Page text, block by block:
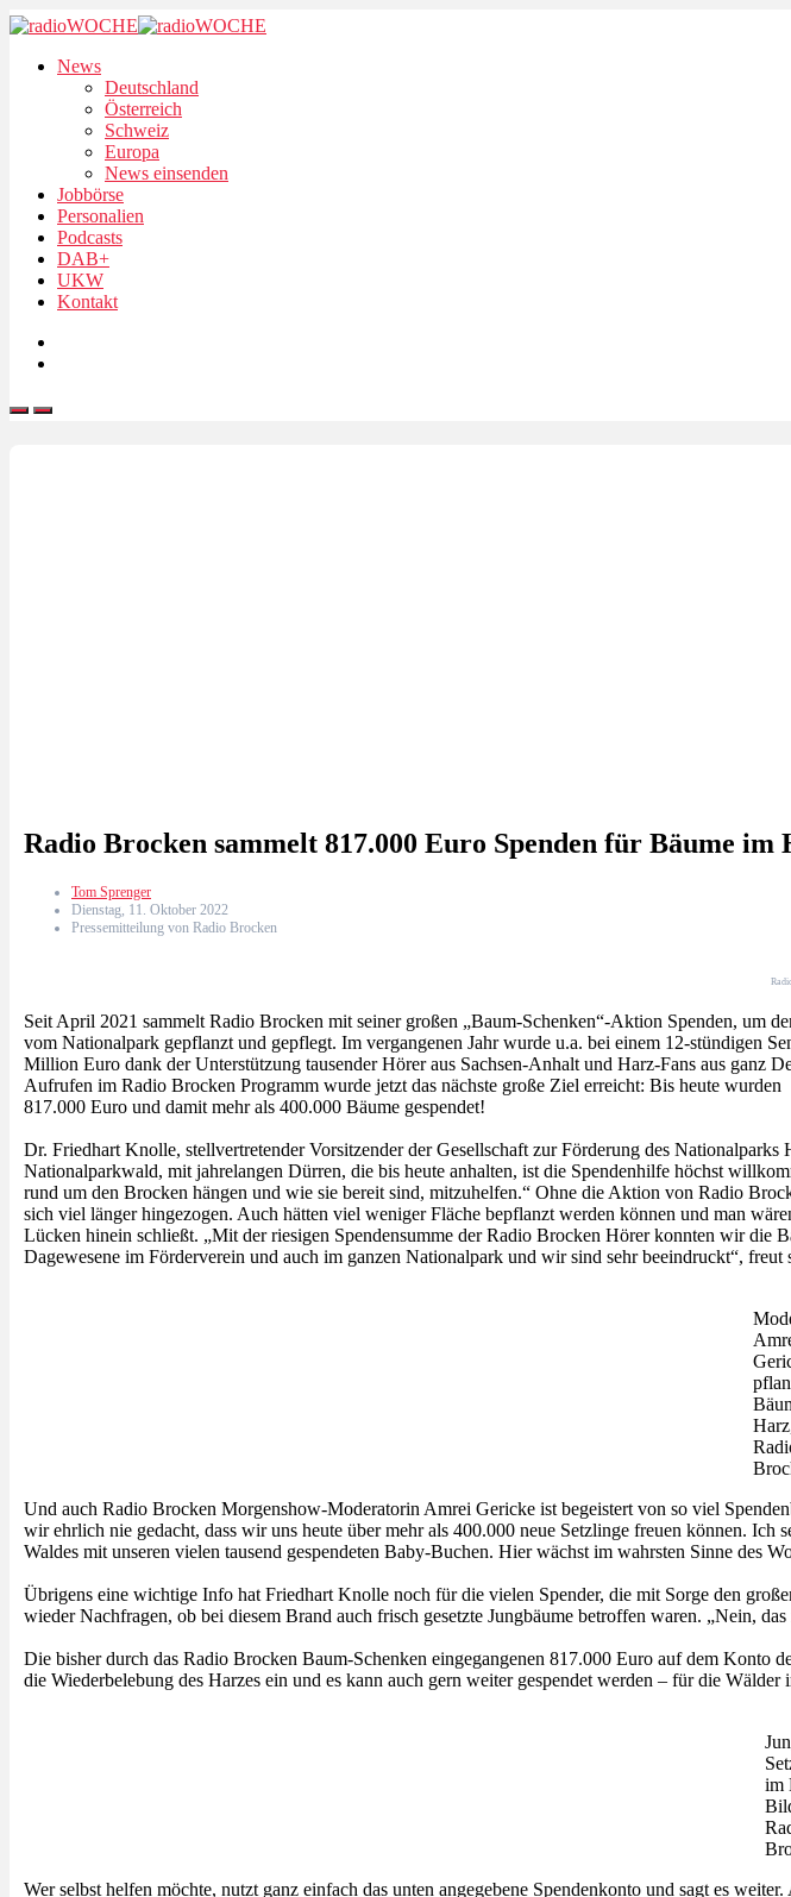
News
Deutschland
Österreich
Schweiz
Europa
News einsenden
Jobbörse
Personalien
Podcasts
DAB+
UKW
Kontakt
Radio Brocken sammelt 817.000 Euro Spenden für Bäume im
Tom Sprenger
Dienstag, 11. Oktober 2022
Pressemitteilung von Radio Brocken
Seit April 2021 sammelt Radio Brocken mit seiner großen „Baum-Schenken“-Aktion Spenden, um
vom Nationalpark gepflanzt und gepflegt. Im vergangenen Jahr wurde u.a. bei einem 12-stündigen
Million Euro dank der Unterstützung tausender Hörer aus Sachsen-Anhalt und Harz-Fans aus ganz
Aufrufen im Radio Brocken Programm wurde jetzt das nächste große Ziel erreicht: Bis heute wurden
817.000 Euro und damit mehr als 400.000 Bäume gespendet!
Dr. Friedhart Knolle, stellvertretender Vorsitzender der Gesellschaft zur Förderung des
Nationalparkwald, mit jahrelangen Dürren, die bis heute anhalten, ist die Spendenhilfe höchst
rund um den Brocken hängen und wie sie bereit sind, mitzuhelfen.“ Ohne die Aktion von Radio
sich viel länger hingezogen. Auch hätten viel weniger Fläche bepflanzt werden können und man
Lücken hinein schließt. „Mit der riesigen Spendensumme der Radio Brocken Hörer konnten wir die
Dagewesene im Förderverein und auch im ganzen Nationalpark und wir sind sehr beeindruckt“, freut
Und auch Radio Brocken Morgenshow-Moderatorin Amrei Gericke ist begeistert von so viel
wir ehrlich nie gedacht, dass wir uns heute über mehr als 400.000 neue Setzlinge freuen können.
Waldes mit unseren vielen tausend gespendeten Baby-Buchen. Hier wächst im wahrsten Sinne des
Übrigens eine wichtige Info hat Friedhart Knolle noch für die vielen Spender, die mit Sorge den
wieder Nachfragen, ob bei diesem Brand auch frisch gesetzte Jungbäume betroffen waren. „Nein,
Die bisher durch das Radio Brocken Baum-Schenken eingegangenen 817.000 Euro auf dem Konto
die Wiederbelebung des Harzes ein und es kann auch gern weiter gespendet werden – für die
im
Wer selbst helfen möchte, nutzt ganz einfach das unten angegebene Spendenkonto und sagt es